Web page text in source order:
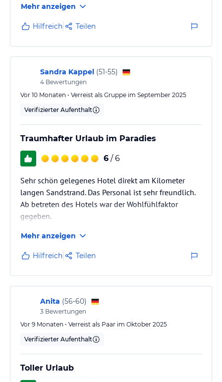
Mehr anzeigen
Hilfreich Teilen
Sandra Kappel (51-55)
4 Bewertungen
Vor 10 Monaten • Verreist als Gruppe im September 2025
Verifizierter Aufenthalt
Traumhafter Urlaub im Paradies
6 / 6
Sehr schön gelegenes Hotel direkt am Kilometer
langen Sandstrand. Das Personal ist sehr freundlich.
Ab betreten des Hotels war der Wohlfühlfaktor
gegeben.
Mehr anzeigen
Hilfreich Teilen
Anita (56-60)
3 Bewertungen
Vor 9 Monaten • Verreist als Paar im Oktober 2025
Verifizierter Aufenthalt
Toller Urlaub